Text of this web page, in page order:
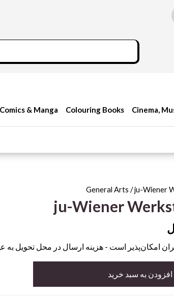
Search
Cinema,
Colouring Books
Comics & Manga
General Arts / ju-Wiener
ju-Wiener
امکان‌پذیر است - هزینه ارسال در محل تحویل
افزودن به سبد خرید